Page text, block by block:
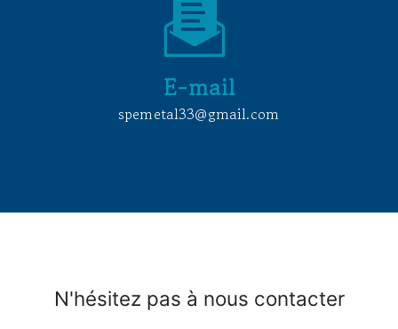
E-mail
spemetal33@gmail.com
N'hésitez pas à nous contacter